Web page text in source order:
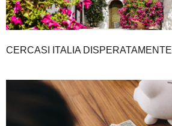
CERCASI ITALIA DISPERATAMENTE